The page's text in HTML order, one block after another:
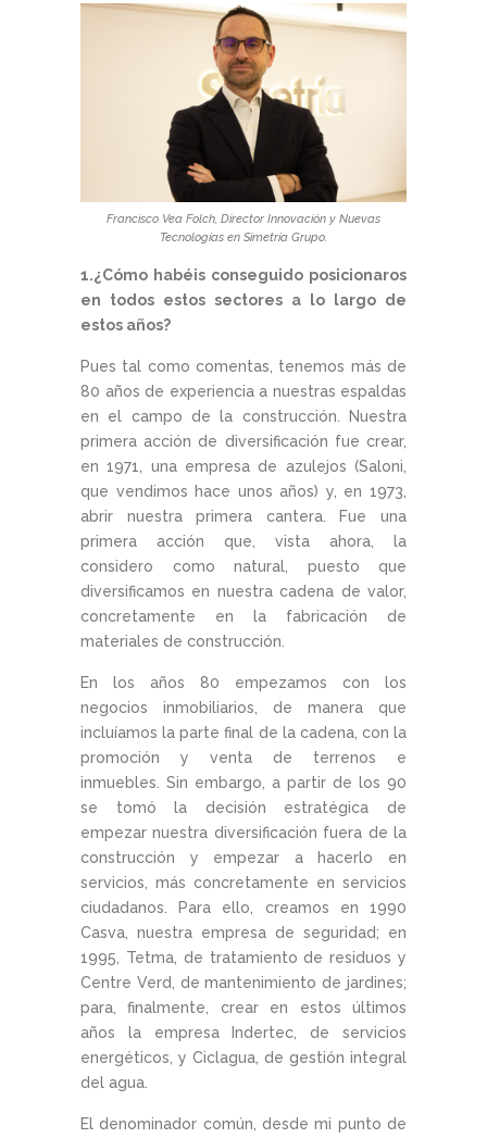
Francisco Vea Folch, Director Innovación y Nuevas
Tecnologías en Simetría Grupo.
1.¿Cómo habéis conseguido posicionaros
en todos estos sectores a lo largo de
estos años?
Pues tal como comentas, tenemos más de
80 años de experiencia a nuestras espaldas
en el campo de la construcción. Nuestra
primera acción de diversificación fue crear,
en 1971, una empresa de azulejos (Saloni,
que vendimos hace unos años) y, en 1973,
abrir nuestra primera cantera. Fue una
primera acción que, vista ahora, la
considero como natural, puesto que
diversificamos en nuestra cadena de valor,
concretamente en la fabricación de
materiales de construcción.
En los años 80 empezamos con los
negocios inmobiliarios, de manera que
incluíamos la parte final de la cadena, con la
promoción y venta de terrenos e
inmuebles. Sin embargo, a partir de los 90
se tomó la decisión estratégica de
empezar nuestra diversificación fuera de la
construcción y empezar a hacerlo en
servicios, más concretamente en servicios
ciudadanos. Para ello, creamos en 1990
Casva, nuestra empresa de seguridad; en
1995, Tetma, de tratamiento de residuos y
Centre Verd, de mantenimiento de jardines;
para, finalmente, crear en estos últimos
años la empresa Indertec, de servicios
energéticos, y Ciclagua, de gestión integral
del agua.
El denominador común, desde mi punto de